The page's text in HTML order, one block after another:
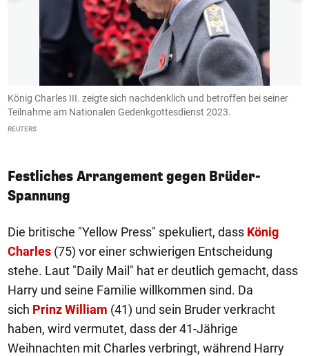
König Charles III. zeigte sich nachdenklich und betroffen bei seiner
Teilnahme am Nationalen Gedenkgottesdienst 2023.
REUTERS
Festliches Arrangement gegen Brüder-
Spannung
Die britische "Yellow Press" spekuliert, dass König
Charles (75) vor einer schwierigen Entscheidung
stehe. Laut "Daily Mail" hat er deutlich gemacht, dass
Harry und seine Familie willkommen sind. Da
sich Prinz William (41) und sein Bruder verkracht
haben, wird vermutet, dass der 41-Jährige
Weihnachten mit Charles verbringt, während Harry